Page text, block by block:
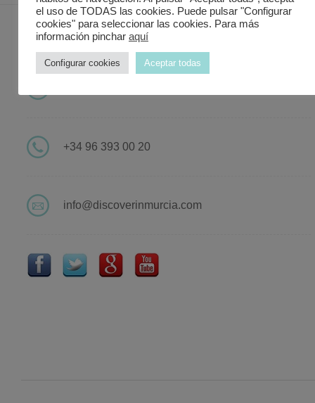
Contacto Discover in Murcia
+34 96 393 00 20
info@discoverinmurcia.com
el uso de TODAS las cookies. Puede pulsar "Configurar
cookies" para seleccionar las cookies. Para más
información pinchar aquí
Configurar cookies Aceptar todas